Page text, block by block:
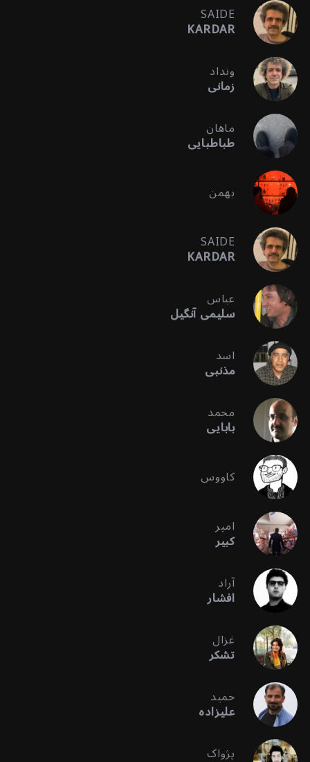
SAIDE
KARDAR
ونداد
زمانی
ماهان
طباطبایی
بهمن
SAIDE
KARDAR
عباس
سلیمی آنگیل
اسد
مذنبی
محمد
بابایی
کاووس
امیر
کبیر
آراد
افشار
غزال
تشکر
حمید
علیزاده
پژواک